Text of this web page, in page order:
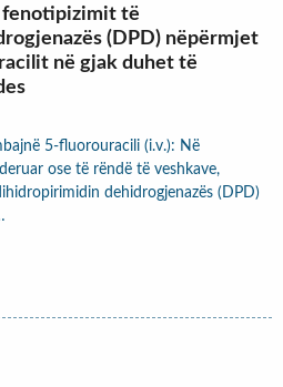
fenotipizimit të
(DPD) nëpërmjet
në gjak duhet të
5-fluorouracili (i.v.): Në
ose të rëndë të veshkave,
dehidrogjenazës (DPD)